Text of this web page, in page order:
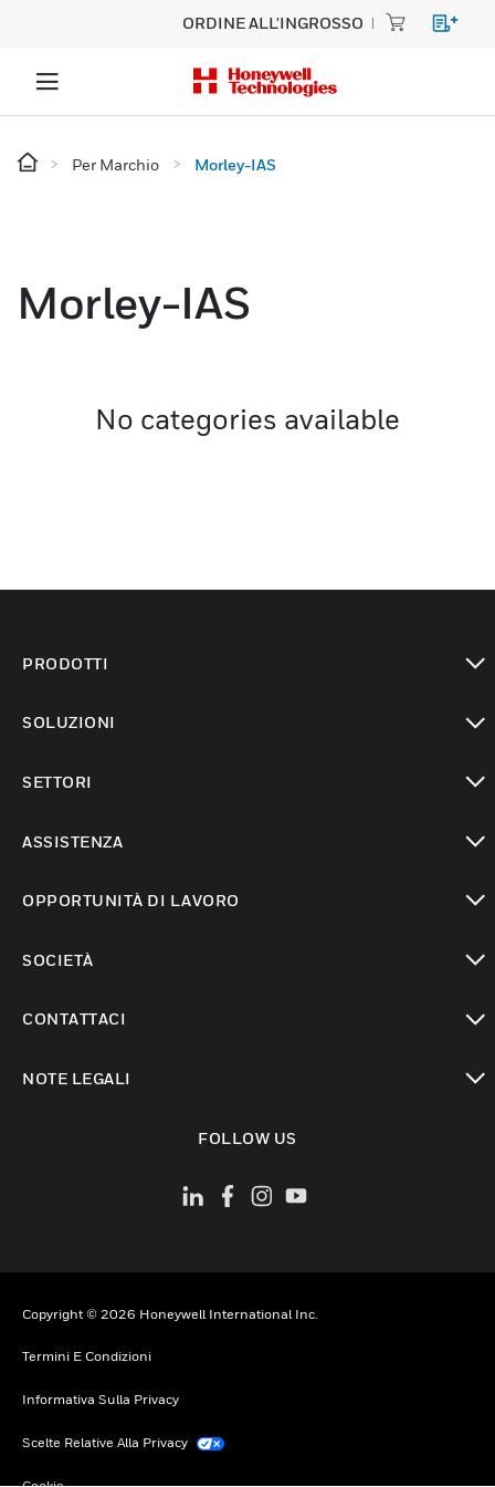
ORDINE ALL'INGROSSO
Per Marchio Morley-IAS
Morley-IAS
No categories available
PRODOTTI
SOLUZIONI
SETTORI
ASSISTENZA
OPPORTUNITÀ DI LAVORO
SOCIETÀ
CONTATTACI
NOTE LEGALI
FOLLOW US
Copyright © 2026 Honeywell International Inc.
Termini E Condizioni
Informativa Sulla Privacy
Scelte Relative Alla Privacy